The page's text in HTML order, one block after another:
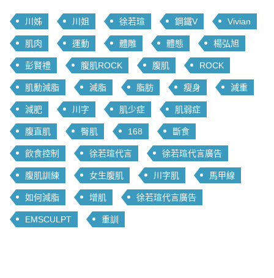
川姊 川姐 徐若瑄 鋼鐵V Vivian
肌肉 運動 體雕 體態 楊弘旭
彭賢禮 腹肌ROCK 腹肌 ROCK
肌動減脂 減脂 脂肪 瘦身 減重
減肥 川字 肌少症 肌弱症
腹直肌 臀肌 168 斷食
飲食控制 徐若瑄代言 徐若瑄代言廣告
腹肌訓練 女生腹肌 川字肌 馬甲線
如何減脂 增肌 徐若瑄代言廣告
EMSCULPT 重訓